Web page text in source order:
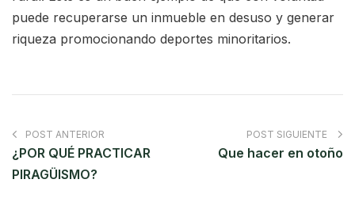
puede recuperarse un inmueble en desuso y generar
riqueza promocionando deportes minoritarios.
POST ANTERIOR
¿POR QUÉ PRACTICAR
PIRAGÜISMO?
POST SIGUIENTE
Que hacer en otoño